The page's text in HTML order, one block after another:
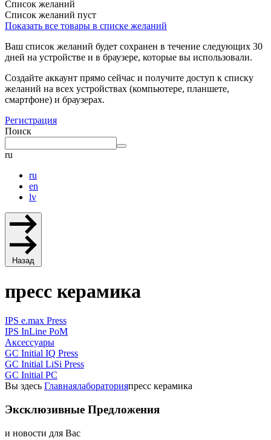
Список желаний
Список желаний пуст
Показать все товары в списке желаний
Ваш список желаний будет сохранен в течение следующих 30
дней на устройстве и в браузере, которые вы использовали.
Создайте аккаунт прямо сейчас и получите доступ к списку
желаний на всех устройствах (компьютере, планшете,
смартфоне) и браузерах.
Регистрация
Поиск
ru
ru
en
lv
Назад
пресс керамика
IPS e.max Press
IPS InLine PoM
Аксессуары
GC Initial IQ Press
GC Initial LiSi Press
GC Initial PC
Вы здесь Главнаялабораторияпресс керамика
Эксклюзивные Предложения
и новости для Вас